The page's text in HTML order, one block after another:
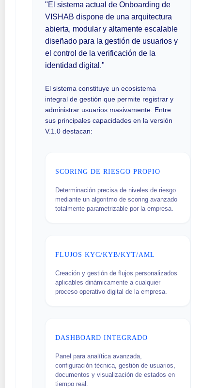
"El sistema actual de Onboarding de
VISHAB dispone de una arquitectura
abierta, modular y altamente escalable
diseñado para la gestión de usuarios y
el control de la verificación de la
identidad digital."
El sistema constituye un ecosistema
integral de gestión que permite registrar y
administrar usuarios masivamente. Entre
sus principales capacidades en la versión
V.1.0 destacan:
SCORING DE RIESGO PROPIO
Determinación precisa de niveles de riesgo
mediante un algoritmo de scoring avanzado
totalmente parametrizable por la empresa.
FLUJOS KYC/KYB/KYT/AML
Creación y gestión de flujos personalizados
aplicables dinámicamente a cualquier
proceso operativo digital de la empresa.
DASHBOARD INTEGRADO
Panel para analítica avanzada,
configuración técnica, gestión de usuarios,
documentos y visualización de estados en
tiempo real.